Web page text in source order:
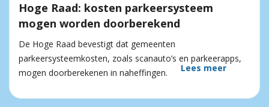
Hoge Raad: kosten parkeersysteem
mogen worden doorberekend
De Hoge Raad bevestigt dat gemeenten
parkeersysteemkosten, zoals scanauto’s en parkeerapps,
mogen doorberekenen in naheffingen.
Lees meer